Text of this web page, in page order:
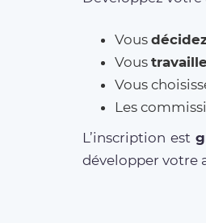
Vous
Vous
Vous
Les
L’inscription est
développer votre